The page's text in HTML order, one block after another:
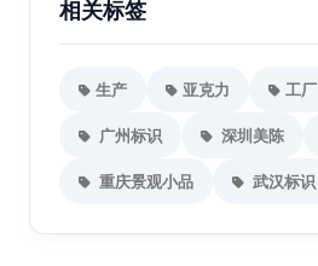
相关标签
生产 亚克力 工厂
广州标识 深圳美陈
重庆景观小品 武汉标识